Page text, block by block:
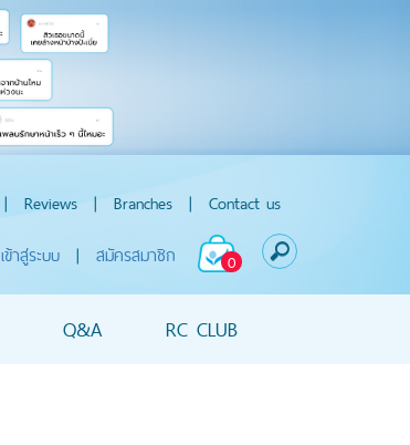
| Reviews | Branches | Contact us
0
เข้าสู่ระบบ | สมัครสมาชิก
Q&A RC CLUB